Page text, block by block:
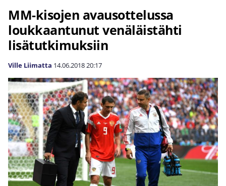
MM-kisojen avausottelussa
loukkaantunut venäläistähti
lisätutkimuksiin
Ville Liimatta 14.06.201820:17